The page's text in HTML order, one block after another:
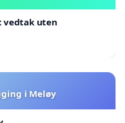
vedtak uten
i Meløy